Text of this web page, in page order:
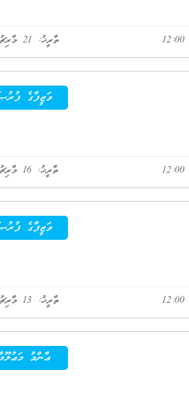
ތާރީޚު: 21 މާރިޗު 2022
ވަޒީފާގެ
ތާރީޚު: 16 މާރިޗު 2022
ވަޒީފާގެ
ތާރީޚު: 13 މާރިޗު 2022
ޢާންމު